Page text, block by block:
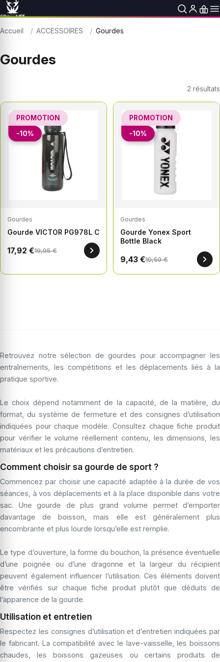
Accueil ACCESSOIRES Gourdes
Gourdes
2 résultats
PROMOTION
-10%
Gourdes
Gourde VICTOR PG978L C
17,92 €19,95 €
PROMOTION
-10%
Gourdes
Gourde Yonex Sport
Bottle Black
9,43 €10,50 €
Retrouvez notre sélection de gourdes pour accompagner les
entraînements, les compétitions et les déplacements liés à la
pratique sportive.
Le choix dépend notamment de la capacité, de la matière, du
format, du système de fermeture et des consignes d’utilisation
indiquées pour chaque modèle. Consultez chaque fiche produit
pour vérifier le volume réellement contenu, les dimensions, les
matériaux et les précautions d’entretien.
Comment choisir sa gourde de sport ?
Commencez par choisir une capacité adaptée à la durée de vos
séances, à vos déplacements et à la place disponible dans votre
sac. Une gourde de plus grand volume permet d’emporter
davantage de boisson, mais elle est généralement plus
encombrante et plus lourde lorsqu’elle est remplie.
Le type d’ouverture, la forme du bouchon, la présence éventuelle
d’une poignée ou d’une dragonne et la largeur du récipient
peuvent également influencer l’utilisation. Ces éléments doivent
être vérifiés sur chaque fiche produit plutôt que déduits de
l’apparence de la gourde.
Utilisation et entretien
Respectez les consignes d’utilisation et d’entretien indiquées par
le fabricant. La compatibilité avec le lave-vaisselle, les boissons
chaudes, les boissons gazeuses ou certains produits de